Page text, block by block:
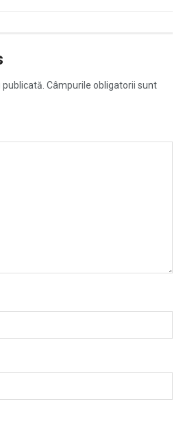
publicată. Câmpurile obligatorii sunt